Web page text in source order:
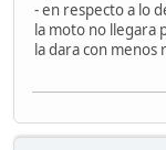
- en respecto a lo
la moto no llegara
la dara con menos